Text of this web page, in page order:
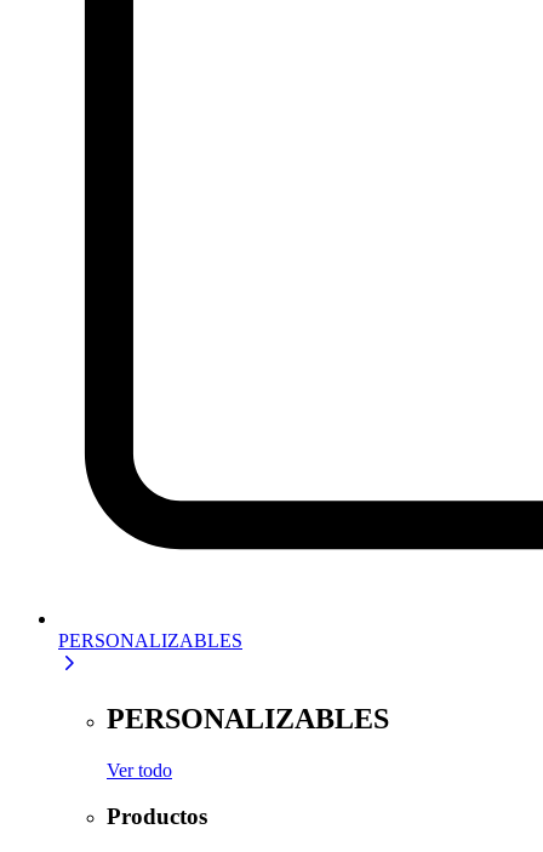
PERSONALIZABLES
PERSONALIZABLES
Ver todo
Productos